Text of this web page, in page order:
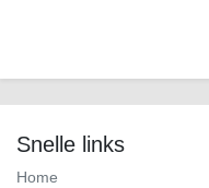
Snelle links
Home